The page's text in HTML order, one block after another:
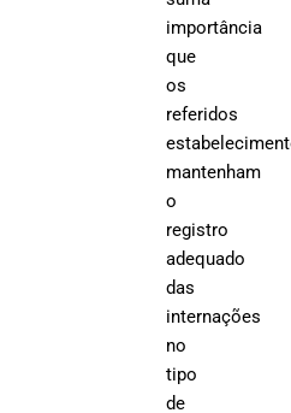
importância
que
os
referidos
mantenham
o
registro
adequado
das
internações
no
tipo
de